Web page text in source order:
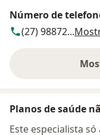
Número de
(27) 98872...
Planos de saúde
Este especialista